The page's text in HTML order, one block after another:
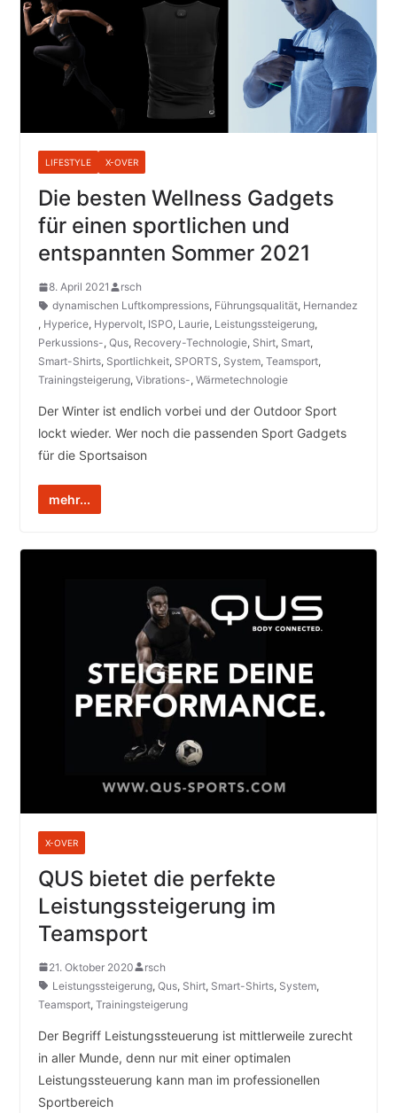
LIFESTYLE X-OVER
Die besten Wellness Gadgets
für einen sportlichen und
entspannten Sommer 2021
8. April 2021
rsch
dynamischen Luftkompressions, Führungsqualität, Hernandez
, Hyperice, Hypervolt, ISPO, Laurie, Leistungssteigerung,
Perkussions-, Qus, Recovery-Technologie, Shirt, Smart,
Smart-Shirts, Sportlichkeit, SPORTS, System, Teamsport,
Trainingsteigerung, Vibrations-, Wärmetechnologie
Der Winter ist endlich vorbei und der Outdoor Sport
lockt wieder. Wer noch die passenden Sport Gadgets
für die Sportsaison
mehr...
X-OVER
QUS bietet die perfekte
Leistungssteigerung im
Teamsport
21. Oktober 2020
rsch
Leistungssteigerung, Qus, Shirt, Smart-Shirts, System,
Teamsport, Trainingsteigerung
Der Begriff Leistungssteuerung ist mittlerweile zurecht
in aller Munde, denn nur mit einer optimalen
Leistungssteuerung kann man im professionellen
Sportbereich